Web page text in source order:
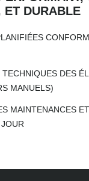
ET DURABLE
DES
MANUELS)
MAINTENANCES